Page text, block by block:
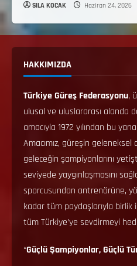
SILA KOCAK Haziran 24, 2026
HAKKIMIZDA
Türkiye Güreş Federasyonu,
ulusal ve uluslararası alanda
amacıyla 1972 yılından bu
Amacımız, güreşin
geleceğin şampiyonlarını
seviyede yaygınlaşmasını
sporcusundan antrenörüne,
kadar tüm paydaşlarıyla
tüm Türkiye’ye sevdirmeyi
“Güçlü Şampiyonlar, Güçlü